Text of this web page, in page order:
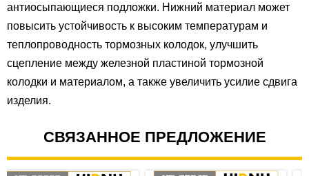
антиосыпающиеся подложки. Нижний материал может
повысить устойчивость к высоким температурам и
теплопроводность тормозных колодок, улучшить
сцепление между железной пластиной тормозной
колодки и материалом, а также увеличить усилие сдвига
изделия.
СВЯЗАННОЕ ПРЕДЛОЖЕНИЕ